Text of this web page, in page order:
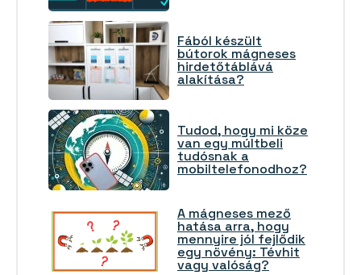
Fából készült
bútorok mágneses
hirdetőtáblává
alakítása?
Tudod, hogy mi köze
van egy múltbeli
tudósnak a
mobiltelefonodhoz?
A mágneses mező
hatása arra, hogy
mennyire jól fejlődik
egy növény: Tévhit
vagy valóság?